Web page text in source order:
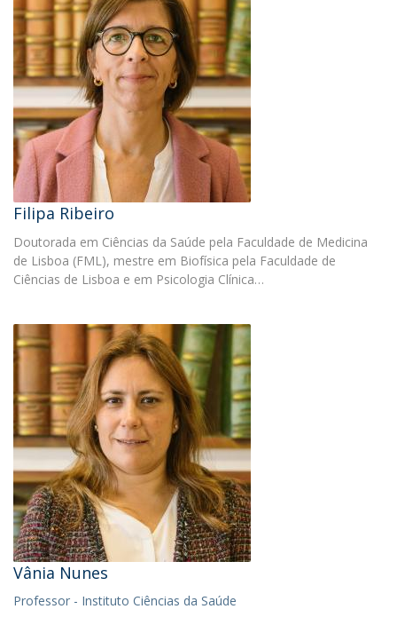
Filipa Ribeiro
Doutorada em Ciências da Saúde pela Faculdade de Medicina
de Lisboa (FML), mestre em Biofísica pela Faculdade de
Ciências de Lisboa e em Psicologia Clínica…
Vânia Nunes
Professor - Instituto Ciências da Saúde